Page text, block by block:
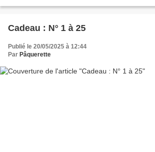
Cadeau : N° 1 à 25
Publié le 20/05/2025 à 12:44
Par Pâquerette